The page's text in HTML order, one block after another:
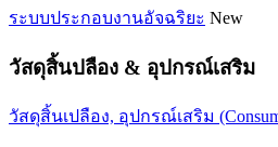
ระบบประกอบงานอัจฉริยะ New
วัสดุสิ้นปลือง & อุปกรณ์เสริม
วัสดุสิ้นเปลือง, อุปกรณ์เสริม